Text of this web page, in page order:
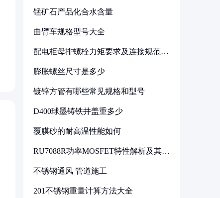
锰矿石产品化合水含量
曲臂车规格型号大全
配电柜母排螺栓力矩要求及连接规范详
膨胀螺丝尺寸是多少
镀锌方管有哪些常见规格和型号
D400球墨铸铁井盖重多少
覆膜砂的耐高温性能如何
RU7088R功率MOSFET特性解析及其在
不锈钢通风 管道施工
201不锈钢重量计算方法大全